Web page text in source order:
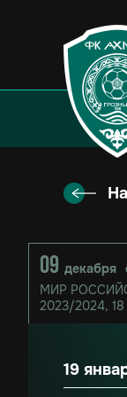
09 декабря
МИР
2023/2024,
19